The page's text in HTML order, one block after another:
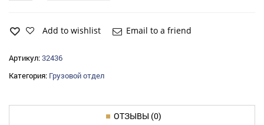
(компл.)
06.2015г.
ОАО
ГАЗ
Add to wishlist Email to a friend
Артикул:32436
Категория: Грузовой отдел
ОТЗЫВЫ (0)